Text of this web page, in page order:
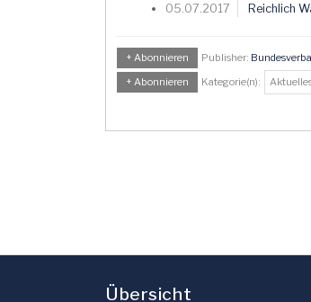
05.07.2017 Reichlich
+ Abonnieren Publisher:
+ Abonnieren
Kategorie(n):
Übersicht